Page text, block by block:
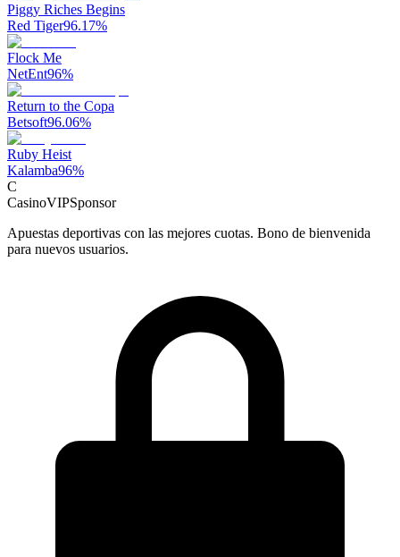
Piggy Riches Begins
Red Tiger96.17%
Flock Me
NetEnt96%
Return to the Copa
Betsoft96.06%
Ruby Heist
Kalamba96%
C
CasinoVIPSponsor
Apuestas deportivas con las mejores cuotas. Bono de bienvenida
para nuevos usuarios.